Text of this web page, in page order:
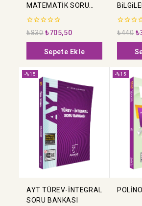
MATEMATİK SORU
BANKASI
0
5
üzerinden
₺830 ₺705,50
Sepete Ekle
0
5
₺440 ₺
-%15
AYT TÜREV-İNTEGRAL
SORU BANKASI
-%15